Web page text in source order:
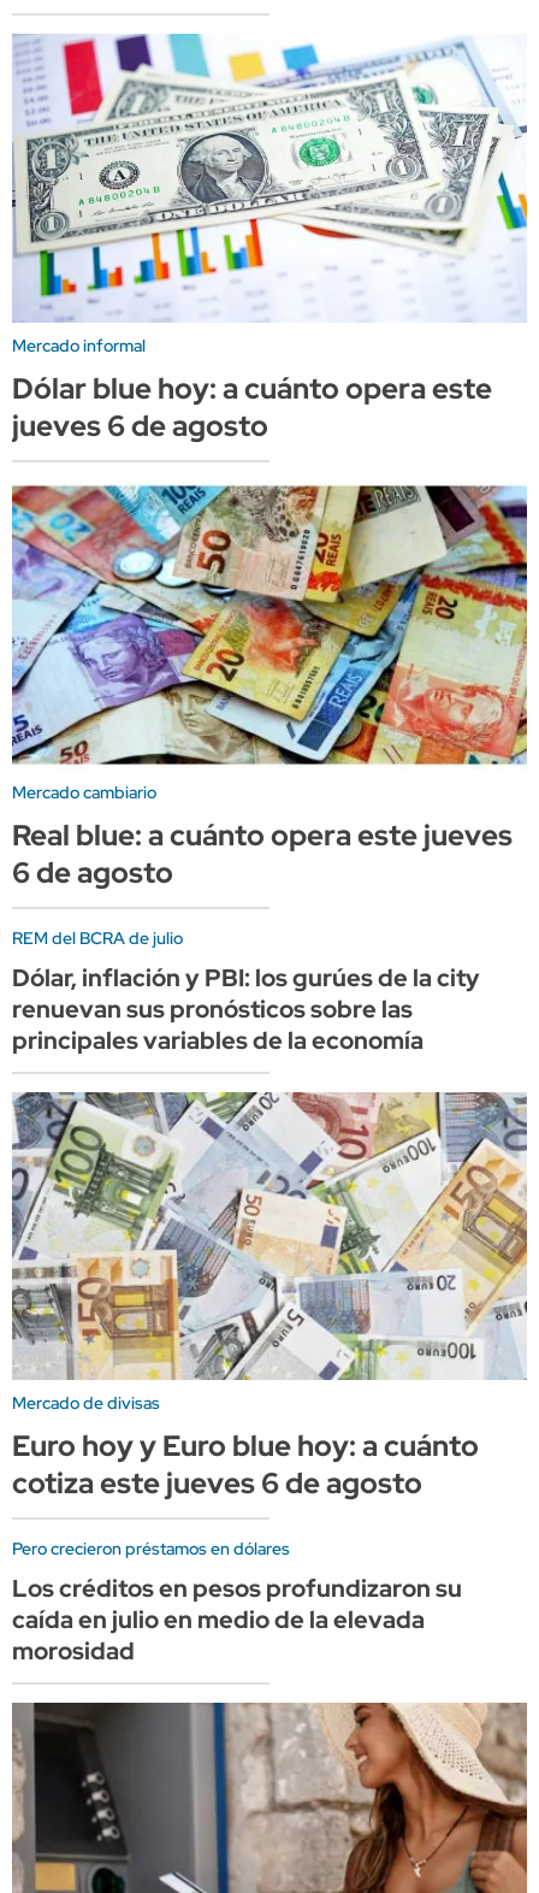
Mercado informal
Dólar blue hoy: a cuánto opera este
jueves 6 de agosto
Mercado cambiario
Real blue: a cuánto opera este jueves
6 de agosto
REM del BCRA de julio
Dólar, inflación y PBI: los gurúes de la city
renuevan sus pronósticos sobre las
principales variables de la economía
Mercado de divisas
Euro hoy y Euro blue hoy: a cuánto
cotiza este jueves 6 de agosto
Pero crecieron préstamos en dólares
Los créditos en pesos profundizaron su
caída en julio en medio de la elevada
morosidad